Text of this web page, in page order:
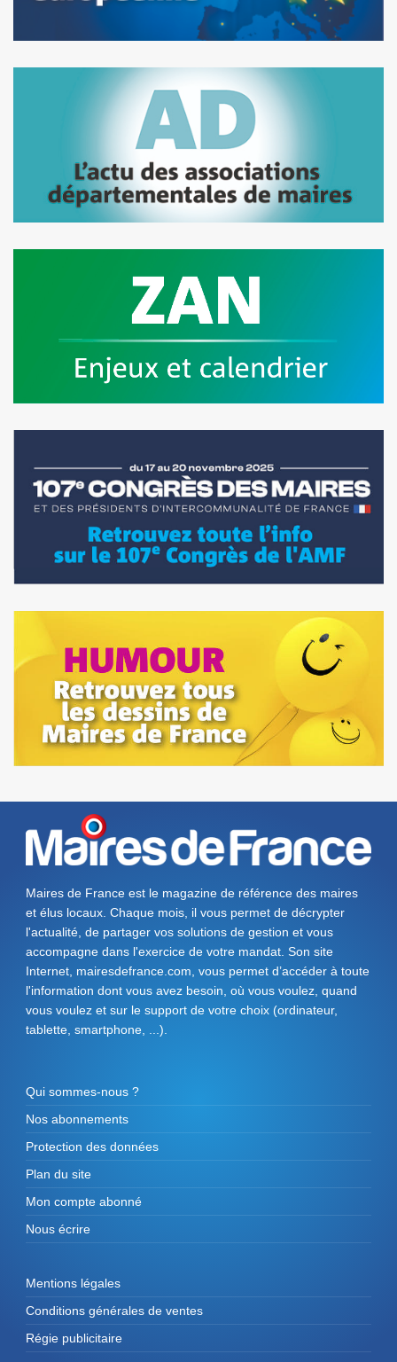
Maires de France est le magazine de référence des maires
et élus locaux. Chaque mois, il vous permet de décrypter
l'actualité, de partager vos solutions de gestion et vous
accompagne dans l'exercice de votre mandat. Son site
Internet, mairesdefrance.com, vous permet d’accéder à toute
l'information dont vous avez besoin, où vous voulez, quand
vous voulez et sur le support de votre choix (ordinateur,
tablette, smartphone, ...).
Qui sommes-nous ?
Nos abonnements
Protection des données
Plan du site
Mon compte abonné
Nous écrire
Mentions légales
Conditions générales de ventes
Régie publicitaire